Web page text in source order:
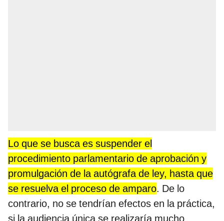
Lo que se busca es suspender el
procedimiento parlamentario de aprobación y
promulgación de la autógrafa de ley, hasta que
se resuelva el proceso de amparo. De lo
contrario, no se tendrían efectos en la práctica,
si la audiencia única se realizaría mucho